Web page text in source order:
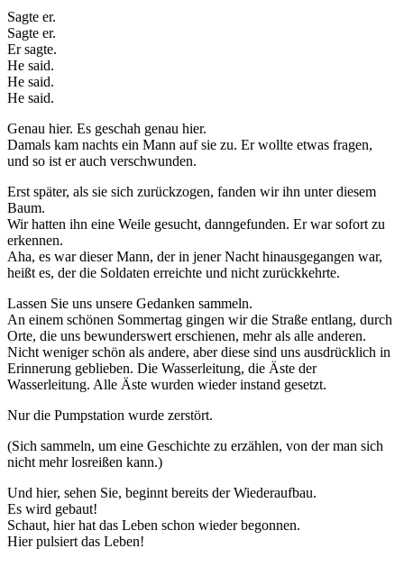
Sagte er.
Sagte er.
Er sagte.
He said.
He said.
He said.
Genau hier. Es geschah genau hier.
Damals kam nachts ein Mann auf sie zu. Er wollte etwas fragen,
und so ist er auch verschwunden.
Erst später, als sie sich zurückzogen, fanden wir ihn unter diesem
Baum.
Wir hatten ihn eine Weile gesucht, danngefunden. Er war sofort zu
erkennen.
Aha, es war dieser Mann, der in jener Nacht hinausgegangen war,
heißt es, der die Soldaten erreichte und nicht zurückkehrte.
Lassen Sie uns unsere Gedanken sammeln.
An einem schönen Sommertag gingen wir die Straße entlang, durch
Orte, die uns bewunderswert erschienen, mehr als alle anderen.
Nicht weniger schön als andere, aber diese sind uns ausdrücklich in
Erinnerung geblieben. Die Wasserleitung, die Äste der
Wasserleitung. Alle Äste wurden wieder instand gesetzt.
Nur die Pumpstation wurde zerstört.
(Sich sammeln, um eine Geschichte zu erzählen, von der man sich
nicht mehr losreißen kann.)
Und hier, sehen Sie, beginnt bereits der Wiederaufbau.
Es wird gebaut!
Schaut, hier hat das Leben schon wieder begonnen.
Hier pulsiert das Leben!